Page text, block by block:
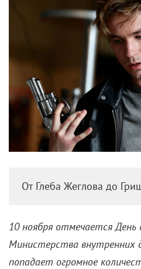
От Глеба Жеглова до
10 ноября отмечается День
Министерства внутренних
попадает огромное